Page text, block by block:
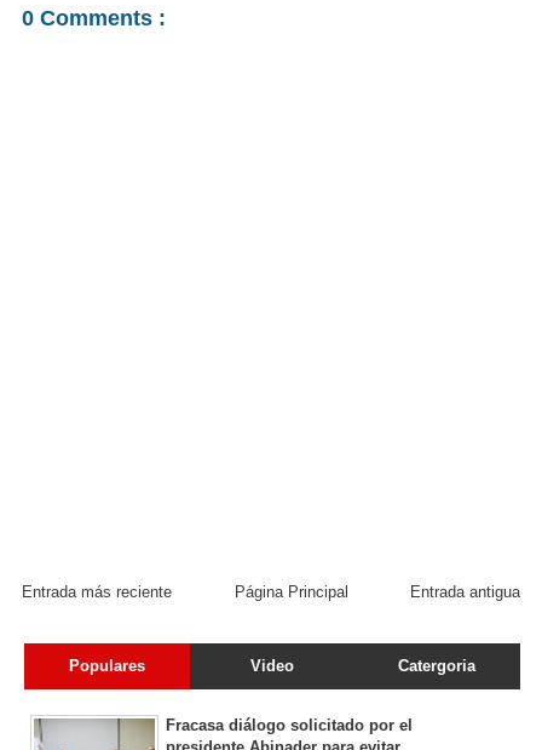
0 Comments :
Entrada más reciente Entrada antigua
Página Principal
Populares Video Catergoria
Fracasa diálogo solicitado por el